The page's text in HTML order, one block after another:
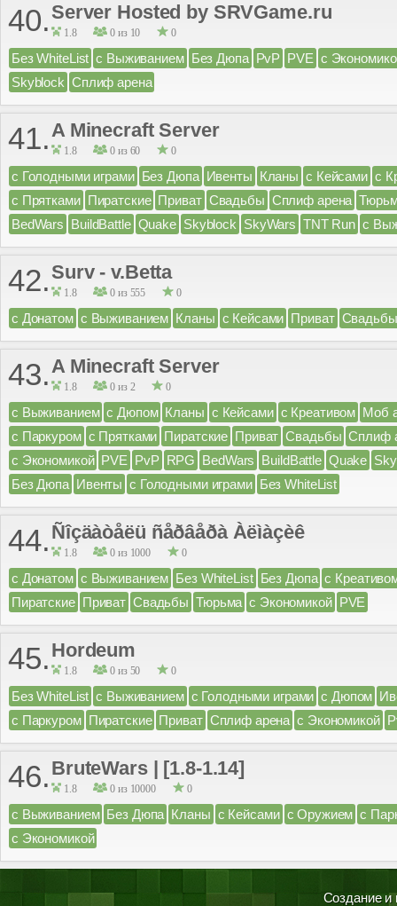
40. Server Hosted by SRVGame.ru
1.8 0 из 10 0
Без WhiteList с Выживанием Без Дюпа PvP PVE с
Skyblock Сплиф арена
41.A Minecraft Server
1.8 0 из 60 0
с Голодными играми Без Дюпа Ивенты Кланы с Кейсами с
с Прятками Пиратские Приват Свадьбы Сплиф арена
BedWars BuildBattle Quake Skyblock SkyWars TNT Run с
42. Surv - v.Betta
1.8 0 из 555 0
с Донатом с Выживанием Кланы с Кейсами Приват Свадьбы
43.A Minecraft Server
1.8 0 из 2 0
с Выживанием с Дюпом Кланы с Кейсами с Креативом Моб
с Паркуром с Прятками Пиратские Приват Свадьбы Сплиф
с Экономикой PVE PvP RPG BedWars BuildBattle Quake
Без Дюпа Ивенты с Голодными играми Без WhiteList
44. Ñîçäàòåëü ñåðâåðà Àëìàçèê
1.8 0 из 1000 0
с Донатом с Выживанием Без WhiteList Без Дюпа с
Пиратские Приват Свадьбы Тюрьма с Экономикой PVE
45. Hordeum
1.8 0 из 50 0
Без WhiteList с Выживанием с Голодными играми с Дюпом
с Паркуром Пиратские Приват Сплиф арена с Экономикой
46. BruteWars | [1.8-1.14]
1.8 0 из 10000 0
с Выживанием Без Дюпа Кланы с Кейсами с Оружием с
с Экономикой
Создание и